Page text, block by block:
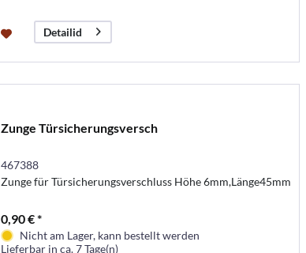
Detailid
Zunge Türsicherungsversch
467388
Zunge für Türsicherungsverschluss Höhe 6mm,Länge45mm
0,90 € *
Nicht am Lager, kann bestellt werden
Lieferbar in ca. 7 Tage(n)